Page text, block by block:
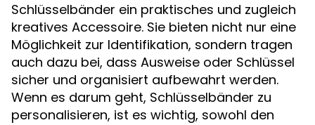
Schlüsselbänder ein praktisches und zugleich
kreatives Accessoire. Sie bieten nicht nur eine
Möglichkeit zur Identifikation, sondern tragen
auch dazu bei, dass Ausweise oder Schlüssel
sicher und organisiert aufbewahrt werden.
Wenn es darum geht, Schlüsselbänder zu
personalisieren, ist es wichtig, sowohl den